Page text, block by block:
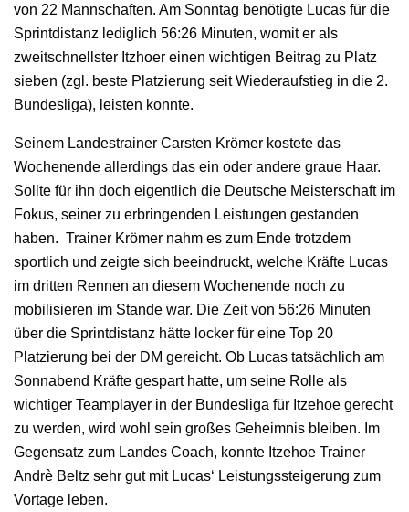
von 22 Mannschaften. Am Sonntag benötigte Lucas für die
Sprintdistanz lediglich 56:26 Minuten, womit er als
zweitschnellster Itzhoer einen wichtigen Beitrag zu Platz
sieben (zgl. beste Platzierung seit Wiederaufstieg in die 2.
Bundesliga), leisten konnte.
Seinem Landestrainer Carsten Krömer kostete das
Wochenende allerdings das ein oder andere graue Haar.
Sollte für ihn doch eigentlich die Deutsche Meisterschaft im
Fokus, seiner zu erbringenden Leistungen gestanden
haben. Trainer Krömer nahm es zum Ende trotzdem
sportlich und zeigte sich beeindruckt, welche Kräfte Lucas
im dritten Rennen an diesem Wochenende noch zu
mobilisieren im Stande war. Die Zeit von 56:26 Minuten
über die Sprintdistanz hätte locker für eine Top 20
Platzierung bei der DM gereicht. Ob Lucas tatsächlich am
Sonnabend Kräfte gespart hatte, um seine Rolle als
wichtiger Teamplayer in der Bundesliga für Itzehoe gerecht
zu werden, wird wohl sein großes Geheimnis bleiben. Im
Gegensatz zum Landes Coach, konnte Itzehoe Trainer
Andrè Beltz sehr gut mit Lucas‘ Leistungssteigerung zum
Vortage leben.